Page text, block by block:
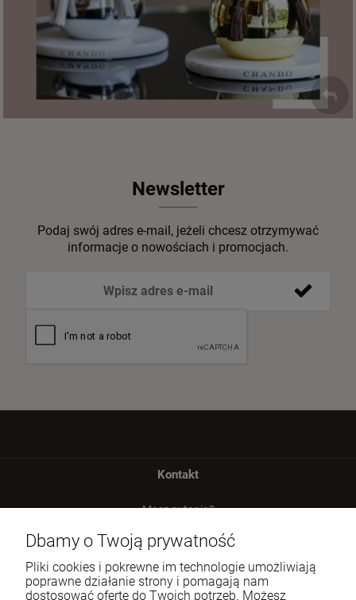
Newsletter
Podaj swój adres e-mail, jeżeli chcesz otrzymywać
informacje o nowościach i promocjach.
Kontakt
Masz pytania?
E-mail: zamowienia@homeperfume.pl
Dbamy o Twoją prywatność
Pliki cookies i pokrewne im technologie umożliwiają
poprawne działanie strony i pomagają nam
dostosować ofertę do Twoich potrzeb. Możesz